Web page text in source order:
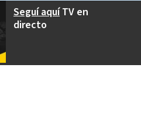
Seguí aquíTV en
directo